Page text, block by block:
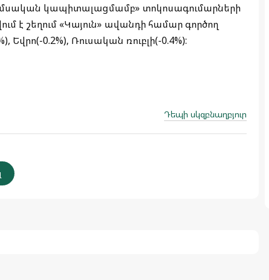
կապիտալացմամբ» տոկոսագումարների
է շեղում «Կայուն» ավանդի համար գործող
Եվրո(-0.2%), Ռուսական ռուբլի(-0.4%):
Դեպի սկզբնաղբյուր